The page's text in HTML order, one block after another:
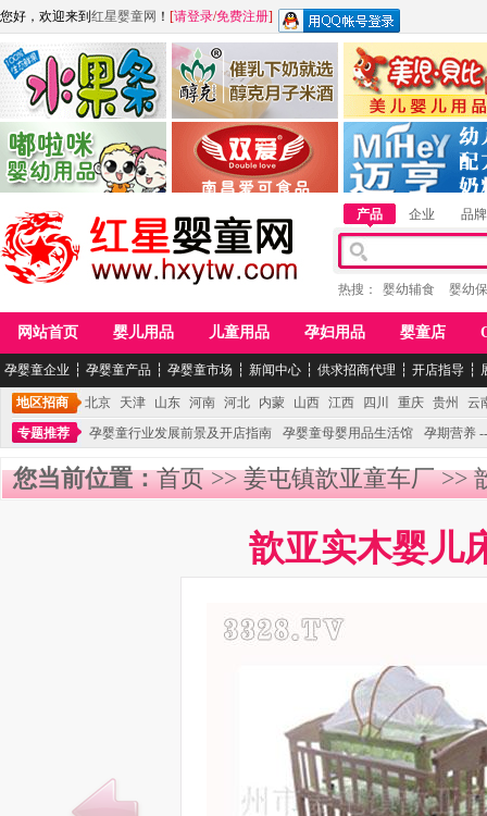
您好，欢迎来到 红星婴童网 ！ [请登录/免费注册]
江西麦嘟嘟食品有限公司
青岛嘟啦咪婴幼儿用品公司
江西醇之客月子米酒 惠州市美儿婴儿用品
湖南迈亨母婴用品有限
产品 企业 品牌
热搜： 婴幼辅食 婴幼
网站首页 婴儿用品 儿童用品 孕妇用品 婴童店
孕婴童企业 ┆ 孕婴童产品 ┆ 孕婴童市场 ┆ 新闻中心 ┆ 供求招商代理 ┆ 开店指导 ┆
地区招商 北京 天津 山东 河南 河北 内蒙 山西 江西 四川 重庆 贵州
云
专题推荐
孕婴童行业发展前景及开店指南 孕婴童母婴用品生活馆 孕期营养
您当前位置：首页>>姜屯镇歆亚童车厂>>
歆亚实木婴儿